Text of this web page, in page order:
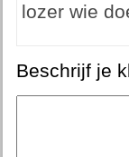
lozer wie
Beschrijf je